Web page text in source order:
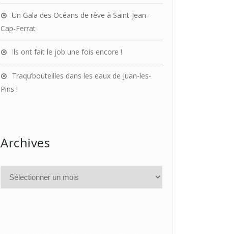
Un Gala des Océans de rêve à Saint-Jean-
Cap-Ferrat
Ils ont fait le job une fois encore !
Traqu’bouteilles dans les eaux de Juan-les-
Pins !
Archives